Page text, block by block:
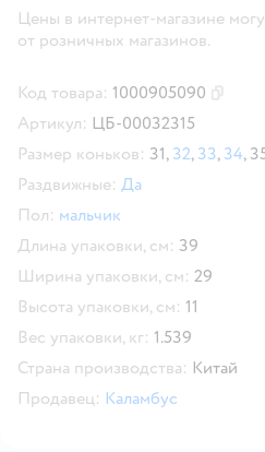
Цены в интернет-магазине
от розничных магазинов.
Код товара: 1000905090
Артикул: ЦБ-00032315
Размер коньков: 31, 32, 33, 34,
Раздвижные: Да
Пол: мальчик
Длина упаковки, см: 39
Ширина упаковки, см: 29
Высота упаковки, см: 11
Вес упаковки, кг: 1.539
Страна производства: Китай
Продавец: Каламбус